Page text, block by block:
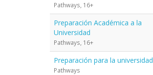
Pathways, 16+
Preparación Académica a la
Universidad
Pathways, 16+
Preparación para la universidad
Pathways